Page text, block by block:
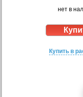
нет в
Купить в